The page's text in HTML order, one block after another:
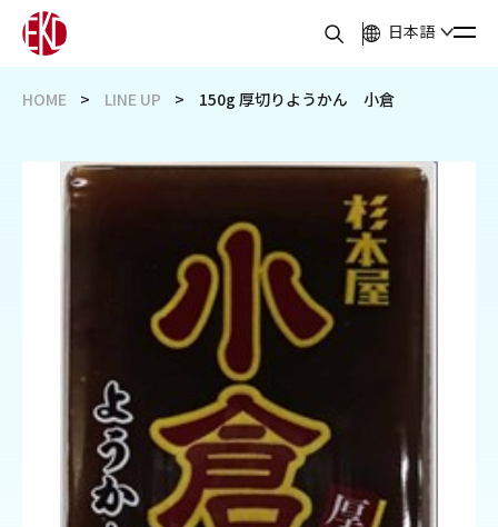
日本語
HOME LINE UP 150g 厚切りようかん 小倉